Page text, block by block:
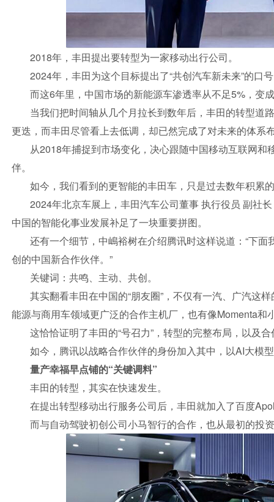
2018年，丰田提出要转型为一家移动出行公司。
2024年，丰田为这个目标提出了“共创汽车新未来”的口
而这6年里，中国市场的新能源车渗透率从不足5%，变
当我们把时间轴从几个月拉长到数年后，丰田的转型道
更迭，而丰田尽管看上去低调，却已然完成了对未来的体系
从2018年捕捉到市场变化，决心跟随中国移动互联网和
伴。
如今，我们看到的更智能的丰田车，只是过去数年积累
2024年北京车展上，丰田汽车公司董事 执行役员 副社
中国的智能化事业发展补足了一块重要拼图。
还有一个细节，中嶋裕树在介绍腾讯时这样说道：“下
创的中国新合作伙伴。”
关键词：共鸣、主动、共创。
其实翻看丰田在中国的“朋友圈”，不仅有一汽、广汽这
能源与商用车领域更广泛的合作主机厂，也有像Momenta和
这恰恰证明了丰田的“号召力”，转型的完整布局，以及
如今，腾讯以战略合作伙伴的身份加入其中，以AI大模
量产幸福早点铺的“关键调料”
丰田的转型，其实在快速发生。
在提出转型移动出行服务公司后，丰田就加入了百度
而与自动驾驶初创公司小马智行的合作，也从最初的投